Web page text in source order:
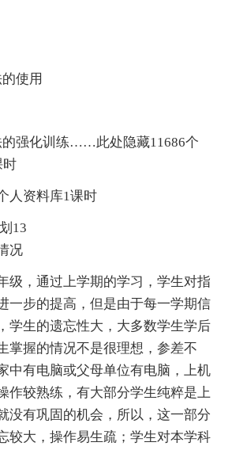
使用
强化训练……此处隐藏11686个
人资料库1课时
13
况
级，通过上学期的学习，学生对指
一步的提高，但是由于每一学期信
学生的遗忘性大，大多数学生学后
掌握的情况不是很理想，参差不
中有电脑或父母单位有电脑，上机
作较熟练，有大部分学生纯粹是上
没有巩固的机会，所以，这一部分
较大，操作易生疏；学生对本学科